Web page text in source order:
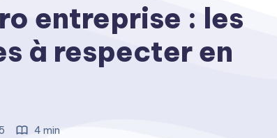
entreprise : les
à respecter en
4 min